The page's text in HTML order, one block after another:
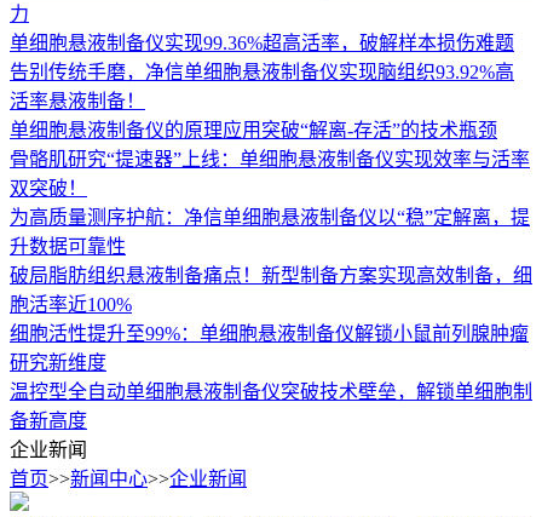
力
单细胞悬液制备仪实现99.36%超高活率，破解样本损伤难题
告别传统手磨，净信单细胞悬液制备仪实现脑组织93.92%高
活率悬液制备！
单细胞悬液制备仪的原理应用突破“解离-存活”的技术瓶颈
骨骼肌研究“提速器”上线：单细胞悬液制备仪实现效率与活率
双突破！
为高质量测序护航：净信单细胞悬液制备仪以“稳”定解离，提
升数据可靠性
破局脂肪组织悬液制备痛点！新型制备方案实现高效制备，细
胞活率近100%
细胞活性提升至99%：单细胞悬液制备仪解锁小鼠前列腺肿瘤
研究新维度
温控型全自动单细胞悬液制备仪突破技术壁垒，解锁单细胞制
备新高度
企业新闻
首页>>新闻中心>>企业新闻